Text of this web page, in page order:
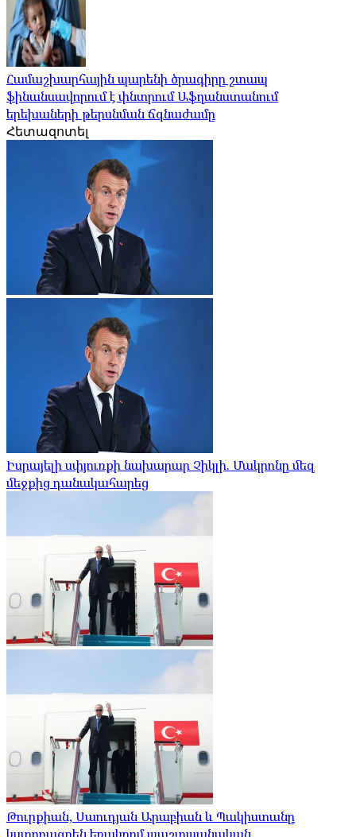
Համաշխարհային պարենի ծրագիրը շտապ
ֆինանսավորում է փնտրում Աֆղանստանում
երեխաների թերսնման ճգնաժամը
Հետազոտել
Իսրայելի սփյուռքի նախարար Չիկլի. Մակրոնը մեզ
մեջքից դանակահարեց
Թուրքիան, Սաուդյան Արաբիան և Պակիստանը